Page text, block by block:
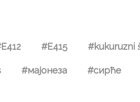
#E415 #kukuruzni
#мајонеза #сирће